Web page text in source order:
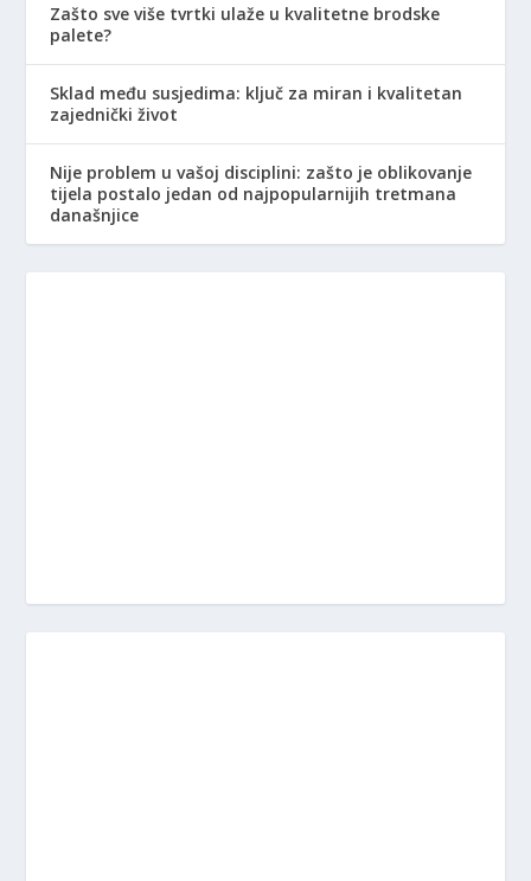
Zašto sve više tvrtki ulaže u kvalitetne brodske
palete?
Sklad među susjedima: ključ za miran i kvalitetan
zajednički život
Nije problem u vašoj disciplini: zašto je oblikovanje
tijela postalo jedan od najpopularnijih tretmana
današnjice